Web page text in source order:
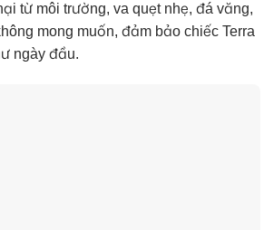
từ môi trường, va quẹt nhẹ, đá văng,
mong muốn, đảm bảo chiếc Terra
ngày đầu.